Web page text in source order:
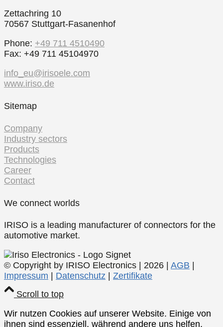
Zettachring 10
70567 Stuttgart-Fasanenhof
Phone: +49 711 4510490
Fax: +49 711 45104970
info_eu@irisoele.com
www.iriso.de
Sitemap
Company
Industry sectors
Products
Technologies
Career
Contact
We connect worlds
IRISO is a leading manufacturer of connectors for the
automotive market.
© Copyright by IRISO Electronics | 2026 | AGB
Impressum
Datenschutz
Zertifikate
Scroll to top
Wir nutzen Cookies auf unserer Website. Einige von
ihnen sind essenziell, während andere uns helfen,